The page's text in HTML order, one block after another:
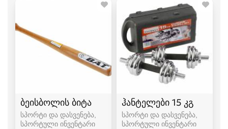
ბეისბოლის ბიტა
სპორტი და დასვენება,
სპორტული ინვენტარი
ჰანტელები 15 კგ
სპორტი და დასვენება,
სპორტული ინვენტარი